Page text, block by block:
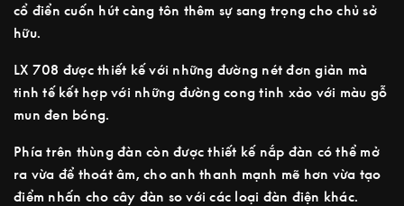
cổ điển cuốn hút càng tôn thêm sự sang trọng cho chủ sở
hữu.
LX 708 được thiết kế với những đường nét đơn giản mà
tinh tế kết hợp với những đường cong tinh xảo với màu gỗ
mun đen bóng.
Phía trên thùng đàn còn được thiết kế nắp đàn có thể mở
ra vừa để thoát âm, cho anh thanh mạnh mẽ hơn vừa tạo
điểm nhấn cho cây đàn so với các loại đàn điện khác.